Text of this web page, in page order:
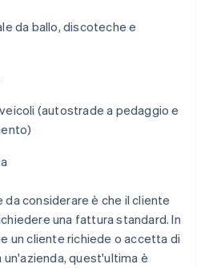
da ballo, discoteche e
(autostrade a pedaggio e
considerare è che il cliente
una fattura standard. In
un cliente richiede o accetta di
quest'ultima è